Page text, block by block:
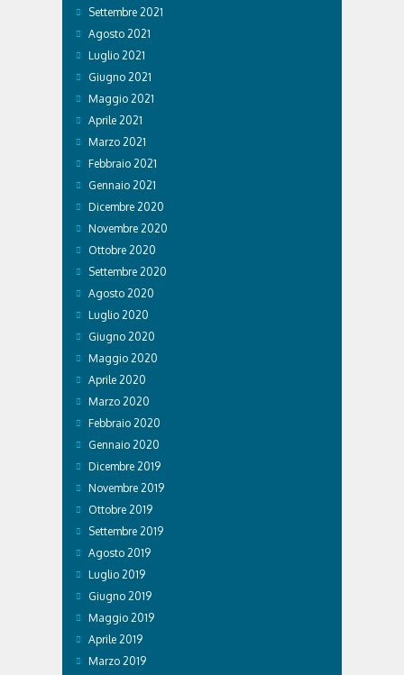
Settembre 2021
Agosto 2021
Luglio 2021
Giugno 2021
Maggio 2021
Aprile 2021
Marzo 2021
Febbraio 2021
Gennaio 2021
Dicembre 2020
Novembre 2020
Ottobre 2020
Settembre 2020
Agosto 2020
Luglio 2020
Giugno 2020
Maggio 2020
Aprile 2020
Marzo 2020
Febbraio 2020
Gennaio 2020
Dicembre 2019
Novembre 2019
Ottobre 2019
Settembre 2019
Agosto 2019
Luglio 2019
Giugno 2019
Maggio 2019
Aprile 2019
Marzo 2019